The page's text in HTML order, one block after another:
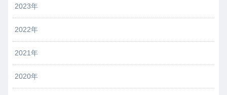
2023年
2022年
2021年
2020年